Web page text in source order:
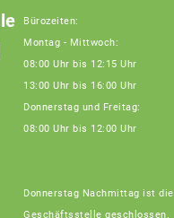
Bürozeiten:
Montag - Mittwoch:
08:00 Uhr bis 12:15 Uhr
13:00 Uhr bis 16:00 Uhr
Donnerstag und Freitag:
08:00 Uhr bis 12:00 Uhr
Donnerstag Nachmittag ist die
Geschäftsstelle geschlossen.